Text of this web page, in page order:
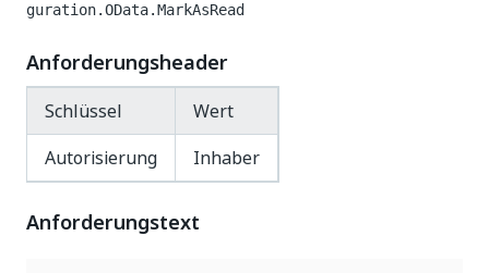
guration.OData.MarkAsRead
Anforderungsheader
Schlüssel
Wert
Autorisierung
Inhaber
Anforderungstext